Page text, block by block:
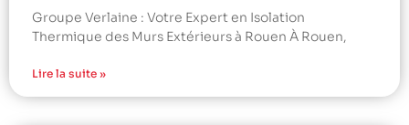
Groupe Verlaine : Votre Expert en Isolation
Thermique des Murs Extérieurs à Rouen À Rouen,
Lire la suite »